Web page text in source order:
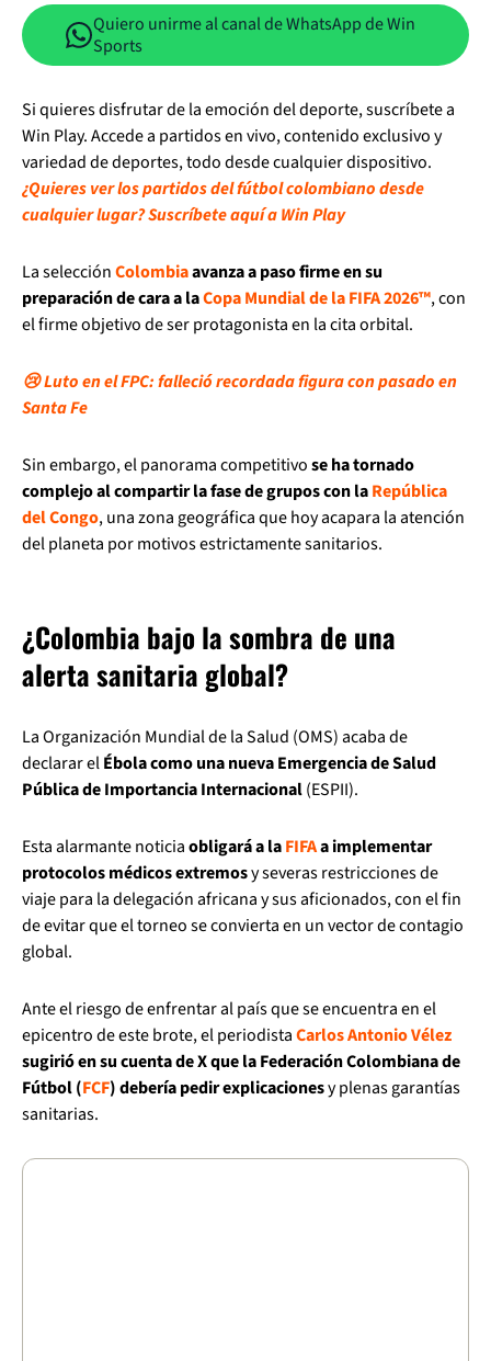
Quiero unirme al canal de WhatsApp de Win
Sports
Si quieres disfrutar de la emoción del deporte, suscríbete a
Win Play. Accede a partidos en vivo, contenido exclusivo y
variedad de deportes, todo desde cualquier dispositivo.
¿Quieres ver los partidos del fútbol colombiano desde
cualquier lugar? Suscríbete aquí a Win Play
La selecciónColombiaavanza a paso firme en su
preparación de cara a laCopa Mundial de la FIFA 2026™, con
el firme objetivo de ser protagonista en la cita orbital.
😢 Luto en el FPC: falleció recordada figura con pasado en
Santa Fe
Sin embargo, el panorama competitivose ha tornado
complejo al compartir la fase de grupos con laRepública
del Congo, una zona geográfica que hoy acapara la atención
del planeta por motivos estrictamente sanitarios.
¿Colombia bajo la sombra de una
alerta sanitaria global?
La Organización Mundial de la Salud (OMS) acaba de
declarar elÉbola como una nueva Emergencia de Salud
Pública de Importancia Internacional(ESPII).
Esta alarmante noticiaobligará a laFIFAa implementar
protocolos médicos extremosy severas restricciones de
viaje para la delegación africana y sus aficionados, con el fin
de evitar que el torneo se convierta en un vector de contagio
global.
Ante el riesgo de enfrentar al país que se encuentra en el
epicentro de este brote, el periodistaCarlos Antonio Vélez
sugirió en su cuenta de X que la Federación Colombiana de
Fútbol (FCF) debería pedir explicacionesy plenas garantías
sanitarias.